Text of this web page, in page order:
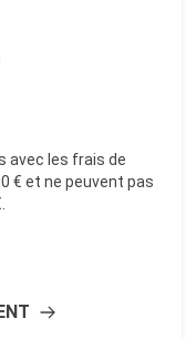
avec les frais de
€ et ne peuvent pas